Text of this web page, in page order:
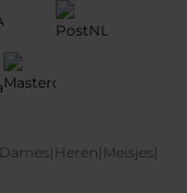
Dames Heren Meisjes